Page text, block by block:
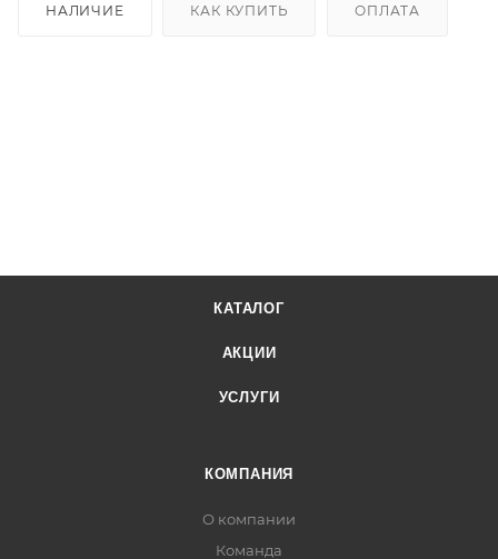
НАЛИЧИЕ КАК КУПИТЬ ОПЛАТА
КАТАЛОГ
АКЦИИ
УСЛУГИ
КОМПАНИЯ
О компании
Команда